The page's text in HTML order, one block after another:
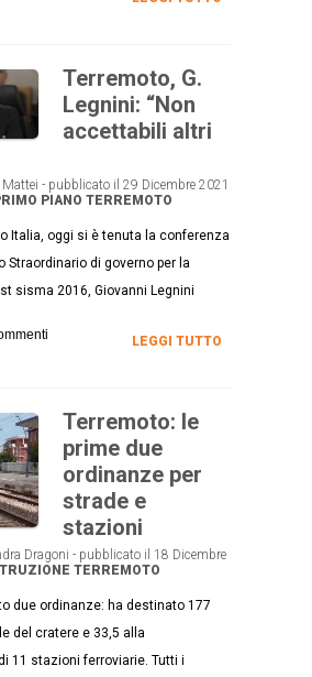
Terremoto, G.
Legnini: “Non
accettabili altri
- pubblicato il 29 Dicembre 2021
PIANO TERREMOTO
Italia, oggi si è tenuta la conferenza
Straordinario di governo per la
sisma 2016, Giovanni Legnini
LEGGI TUTTO
Terremoto: le
prime due
ordinanze per
strade e
stazioni
Dragoni - pubblicato il 18 Dicembre
TERREMOTO
due ordinanze: ha destinato 177
del cratere e 33,5 alla
11 stazioni ferroviarie. Tutti i